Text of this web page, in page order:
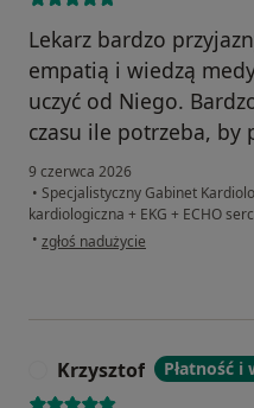
Lekarz bardzo
empatią i wiedzą
uczyć od Niego.
czasu ile potrzeba, by
9 czerwca 2026
• Specjalistyczny Gabinet
kardiologiczna + EKG + ECHO
• w opinii użytkownika Janina
zgłoś nadużycie
Krzysztof Płatność